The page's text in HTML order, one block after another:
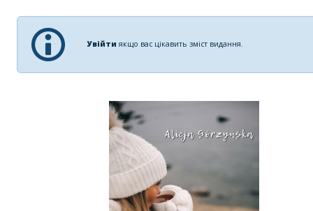
Увійти якщо вас цікавить зміст видання.